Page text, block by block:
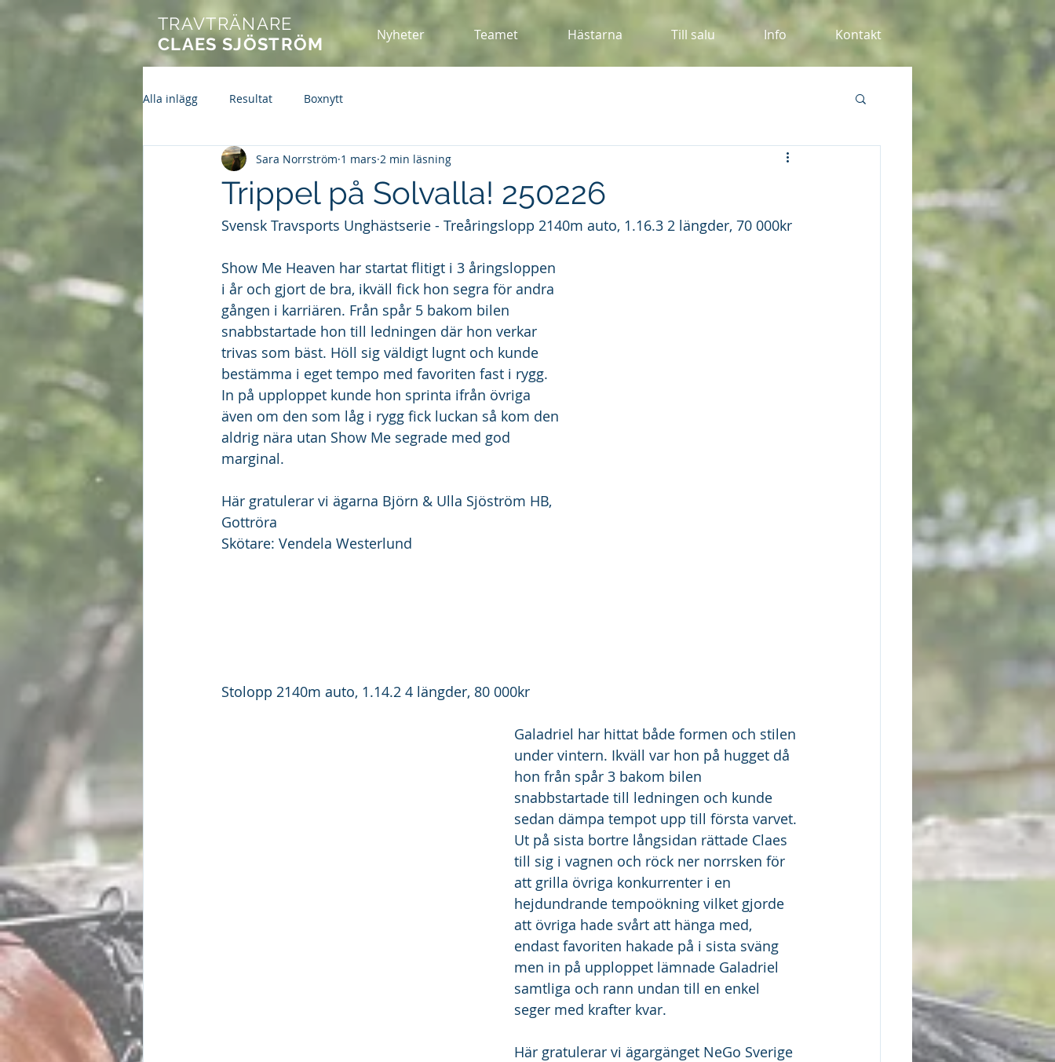
TRAVTRÄNARE
CLAES SJÖSTRÖM
Nyheter Teamet Hästarna Till salu Info Kontakt
Alla inlägg Resultat Boxnytt
Trippel på Solvalla! 250226
Sara Norrström 1 mars 2 min läsning
Svensk Travsports Unghästserie - Treåringslopp 2140m auto, 1.16.3 2 längder, 70 000kr
Show Me Heaven har startat flitigt i 3 åringsloppen
i år och gjort de bra, ikväll fick hon segra för andra
gången i karriären. Från spår 5 bakom bilen
snabbstartade hon till ledningen där hon verkar
trivas som bäst. Höll sig väldigt lugnt och kunde
bestämma i eget tempo med favoriten fast i rygg.
In på upploppet kunde hon sprinta ifrån övriga
även om den som låg i rygg fick luckan så kom den
aldrig nära utan Show Me segrade med god
marginal.
Här gratulerar vi ägarna Björn & Ulla Sjöström HB,
Gottröra
Skötare: Vendela Westerlund
Stolopp 2140m auto, 1.14.2 4 längder, 80 000kr
Galadriel har hittat både formen och stilen
under vintern. Ikväll var hon på hugget då
hon från spår 3 bakom bilen
snabbstartade till ledningen och kunde
sedan dämpa tempot upp till första varvet.
Ut på sista bortre långsidan rättade Claes
till sig i vagnen och röck ner norrsken för
att grilla övriga konkurrenter i en
hejdundrande tempoökning vilket gjorde
att övriga hade svårt att hänga med,
endast favoriten hakade på i sista sväng
men in på upploppet lämnade Galadriel
samtliga och rann undan till en enkel
seger med krafter kvar.
Här gratulerar vi ägargänget NeGo Sverige